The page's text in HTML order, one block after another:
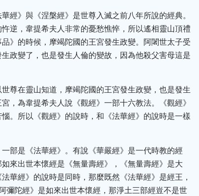
經》與《涅槃經》是世尊入滅之前八年所說的經典。
逆，韋提希夫人非常的憂愁憔悴，所以遙相靈山頂禮
》的時候，摩竭陀國的王宮發生政變。阿闍世太子受
政變了，也是發生人倫的變故，因為他殺父害母這是
尊在靈山知道，摩竭陀國的王宮發生政變，也是發生
，為韋提希夫人說《觀經》一部十六教法。《觀經》
。所以《觀經》的說時，和《法華經》的說時是一樣
部是《法華經》。有說《華嚴經》是一代時教的經
來出世本懷經是《無量壽經》，《無量壽經》是大
華經》的說時是同時，那麼既然《法華經》是經王，
彌陀經》是如來出世本懷經，那淨土三部經豈不是世